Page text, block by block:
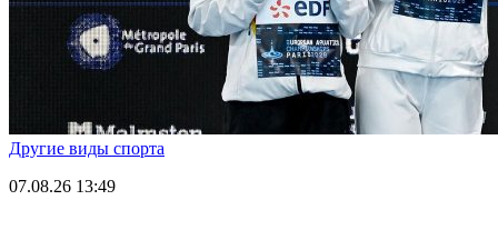
Другие виды спорта
07.08.26 13:49